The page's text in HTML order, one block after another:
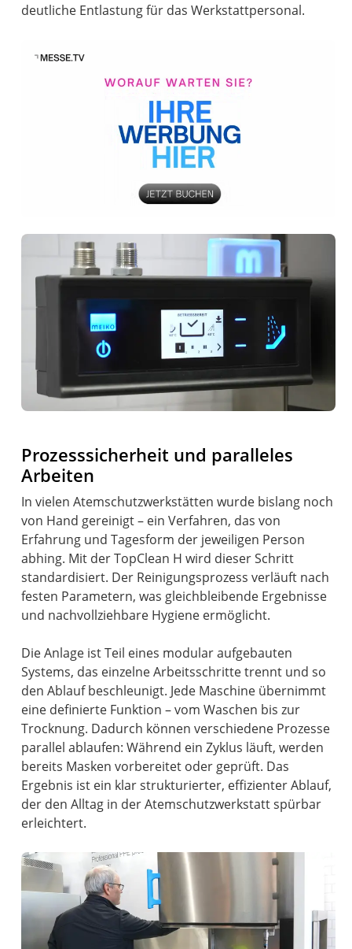
deutliche Entlastung für das Werkstattpersonal.
Prozesssicherheit und paralleles
Arbeiten
In vielen Atemschutzwerkstätten wurde bislang noch
von Hand gereinigt – ein Verfahren, das von
Erfahrung und Tagesform der jeweiligen Person
abhing. Mit der TopClean H wird dieser Schritt
standardisiert. Der Reinigungsprozess verläuft nach
festen Parametern, was gleichbleibende Ergebnisse
und nachvollziehbare Hygiene ermöglicht.
Die Anlage ist Teil eines modular aufgebauten
Systems, das einzelne Arbeitsschritte trennt und so
den Ablauf beschleunigt. Jede Maschine übernimmt
eine definierte Funktion – vom Waschen bis zur
Trocknung. Dadurch können verschiedene Prozesse
parallel ablaufen: Während ein Zyklus läuft, werden
bereits Masken vorbereitet oder geprüft. Das
Ergebnis ist ein klar strukturierter, effizienter Ablauf,
der den Alltag in der Atemschutzwerkstatt spürbar
erleichtert.